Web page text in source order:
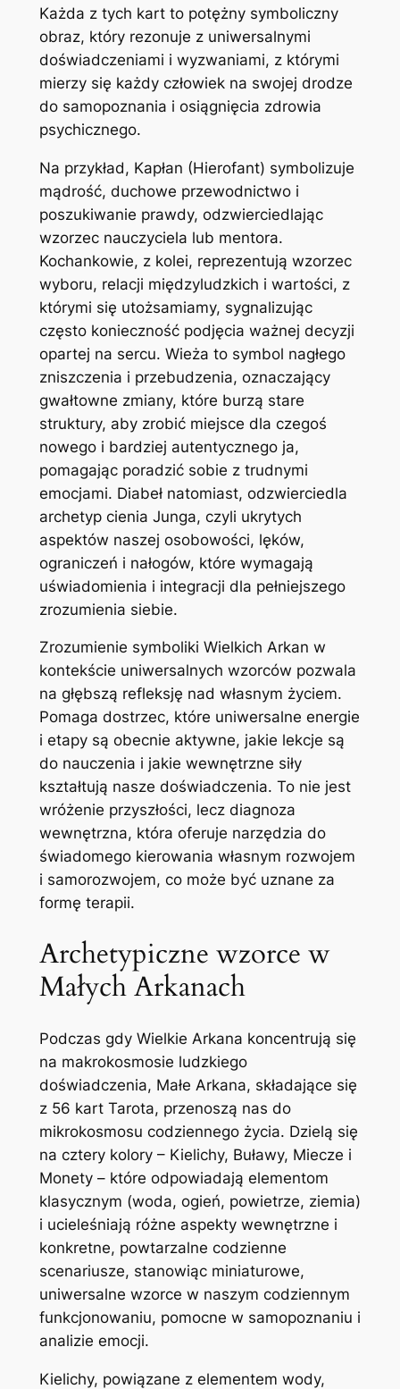
Każda z tych kart to potężny symboliczny
obraz, który rezonuje z uniwersalnymi
doświadczeniami i wyzwaniami, z którymi
mierzy się każdy człowiek na swojej drodze
do samopoznania i osiągnięcia zdrowia
psychicznego.
Na przykład, Kapłan (Hierofant) symbolizuje
mądrość, duchowe przewodnictwo i
poszukiwanie prawdy, odzwierciedlając
wzorzec nauczyciela lub mentora.
Kochankowie, z kolei, reprezentują wzorzec
wyboru, relacji międzyludzkich i wartości, z
którymi się utożsamiamy, sygnalizując
często konieczność podjęcia ważnej decyzji
opartej na sercu. Wieża to symbol nagłego
zniszczenia i przebudzenia, oznaczający
gwałtowne zmiany, które burzą stare
struktury, aby zrobić miejsce dla czegoś
nowego i bardziej autentycznego ja,
pomagając poradzić sobie z trudnymi
emocjami. Diabeł natomiast, odzwierciedla
archetyp cienia Junga, czyli ukrytych
aspektów naszej osobowości, lęków,
ograniczeń i nałogów, które wymagają
uświadomienia i integracji dla pełniejszego
zrozumienia siebie.
Zrozumienie symboliki Wielkich Arkan w
kontekście uniwersalnych wzorców pozwala
na głębszą refleksję nad własnym życiem.
Pomaga dostrzec, które uniwersalne energie
i etapy są obecnie aktywne, jakie lekcje są
do nauczenia i jakie wewnętrzne siły
kształtują nasze doświadczenia. To nie jest
wróżenie przyszłości, lecz diagnoza
wewnętrzna, która oferuje narzędzia do
świadomego kierowania własnym rozwojem
i samorozwojem, co może być uznane za
formę terapii.
Archetypiczne wzorce w
Małych Arkanach
Podczas gdy Wielkie Arkana koncentrują się
na makrokosmosie ludzkiego
doświadczenia, Małe Arkana, składające się
z 56 kart Tarota, przenoszą nas do
mikrokosmosu codziennego życia. Dzielą się
na cztery kolory – Kielichy, Buławy, Miecze i
Monety – które odpowiadają elementom
klasycznym (woda, ogień, powietrze, ziemia)
i ucieleśniają różne aspekty wewnętrzne i
konkretne, powtarzalne codzienne
scenariusze, stanowiąc miniaturowe,
uniwersalne wzorce w naszym codziennym
funkcjonowaniu, pomocne w samopoznaniu i
analizie emocji.
Kielichy, powiązane z elementem wody,